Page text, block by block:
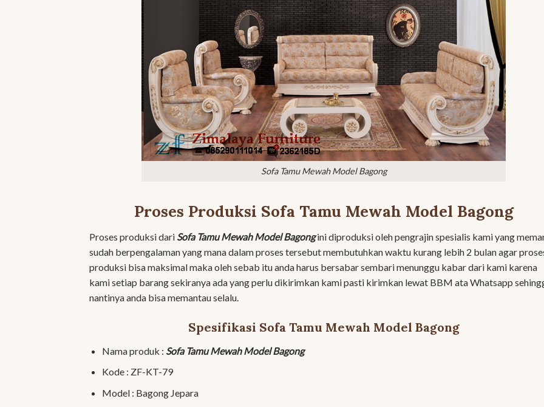
Sofa Tamu Mewah Model Bagong
Proses Produksi Sofa Tamu Mewah Model Bagong
Proses produksi dari Sofa Tamu Mewah Model Bagongini diproduksi oleh pengrajin spesialis kami yang
sudah berpengalaman yang mana dalam proses tersebut membutuhkan waktu kurang lebih 2 bulan agar
produksi bisa maksimal maka oleh sebab itu anda harus bersabar sembari menunggu kabar dari kami karena
kami setiap barang sekiranya ada yang perlu dikirimkan kami pasti kirimkan lewat BBM ata Whatsapp
nantinya anda bisa memantau selalu.
Spesifikasi Sofa Tamu Mewah Model Bagong
Nama produk : Sofa Tamu Mewah Model Bagong
Kode : ZF-KT-79
Model : Bagong Jepara